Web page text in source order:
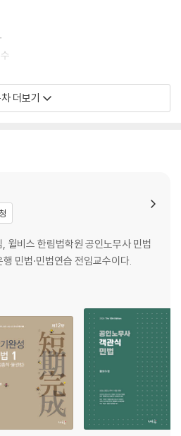
더보기
윌비스 한림법학원 공인노무사 민법
민법·민법연습 전임교수이다.